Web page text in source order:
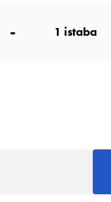
- 1 istaba